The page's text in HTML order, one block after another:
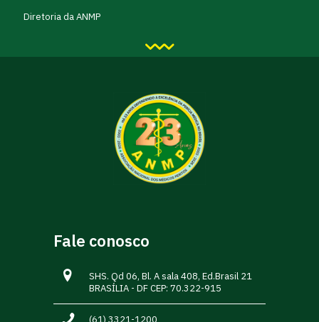
Diretoria da ANMP
Fale conosco
SHS. Qd 06, Bl. A sala 408, Ed.Brasil 21
BRASÍLIA - DF CEP: 70.322-915
(61) 3321-1200